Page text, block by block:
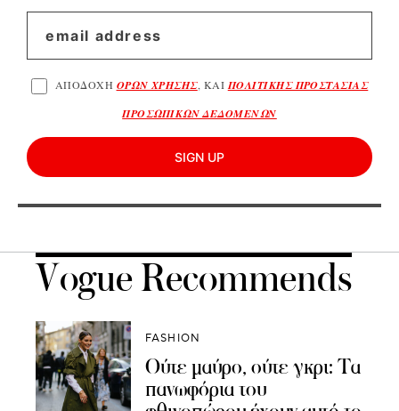
ΑΠΟΔΟΧΗ ΟΡΩΝ ΧΡΗΣΗΣ, ΚΑΙ ΠΟΛΙΤΙΚΗΣ ΠΡΟΣΤΑΣΙΑΣ
ΠΡΟΣΩΠΙΚΩΝ ΔΕΔΟΜΕΝΩΝ
SIGN UP
Vogue Recommends
FASHION
Ούτε μαύρο, ούτε γκρι: Τα
πανωφόρια του